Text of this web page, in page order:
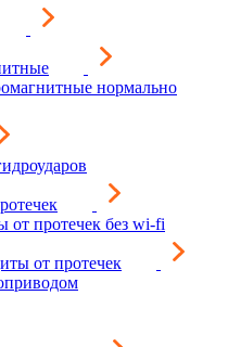
нормально
от протечек без wi-fi
от протечек